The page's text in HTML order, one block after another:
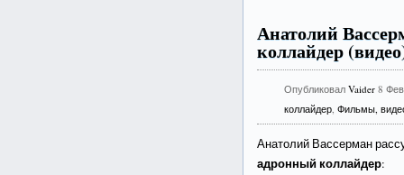
Анатолий
коллайдер
ОпубликовалVaider 8
коллайдер,Фильмы,
Анатолий Вассерман
адронный коллайдер: